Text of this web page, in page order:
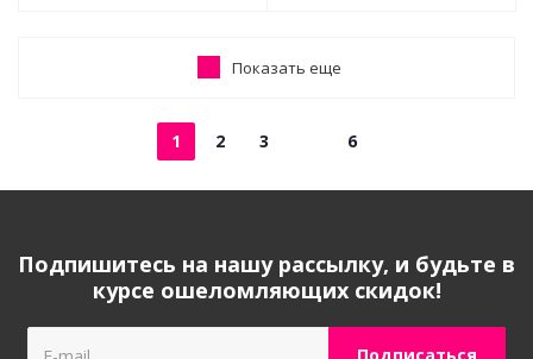
Показать еще
1 2 3 6
Подпишитесь на нашу рассылку, и будьте в
курсе ошеломляющих скидок!